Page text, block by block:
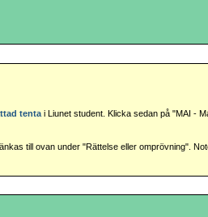
tentai Liunet student. Klicka sedan på "MAI -
till ovan under "Rättelse eller omprövning".